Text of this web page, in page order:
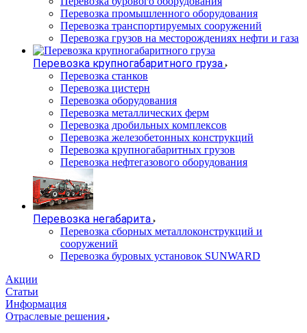
Перевозка промышленного оборудования
Перевозка транспортируемых сооружений
Перевозка грузов на месторождениях нефти и газа
Перевозка крупногабаритного груза
Перевозка станков
Перевозка цистерн
Перевозка оборудования
Перевозка металлических ферм
Перевозка дробильных комплексов
Перевозка железобетонных конструкций
Перевозка крупногабаритных грузов
Перевозка нефтегазового оборудования
Перевозка негабарита
Перевозка сборных металлоконструкций и
сооружений
Перевозка буровых установок SUNWARD
Акции
Статьи
Информация
Отраслевые решения